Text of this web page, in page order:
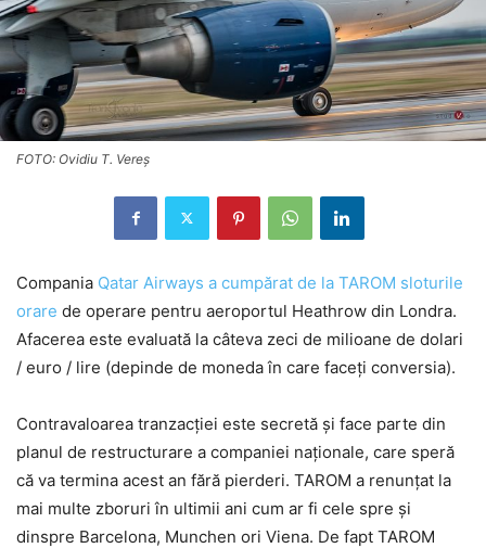
FOTO: Ovidiu T. Vereș
Compania Qatar Airways a cumpărat de la TAROM sloturile
orare de operare pentru aeroportul Heathrow din Londra.
Afacerea este evaluată la câteva zeci de milioane de dolari
/ euro / lire (depinde de moneda în care faceți conversia).
Contravaloarea tranzacției este secretă și face parte din
planul de restructurare a companiei naționale, care speră
că va termina acest an fără pierderi. TAROM a renunțat la
mai multe zboruri în ultimii ani cum ar fi cele spre și
dinspre Barcelona, Munchen ori Viena. De fapt TAROM